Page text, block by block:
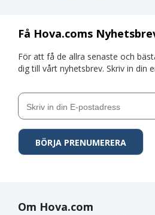
Få Hova.coms
För att få de allra senaste och
dig till vårt nyhetsbrev. Skriv in din
Om Hova.com